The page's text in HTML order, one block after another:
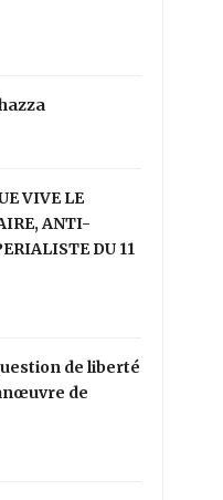
VIVE LE
ANTI-
DU 11
de liberté
de